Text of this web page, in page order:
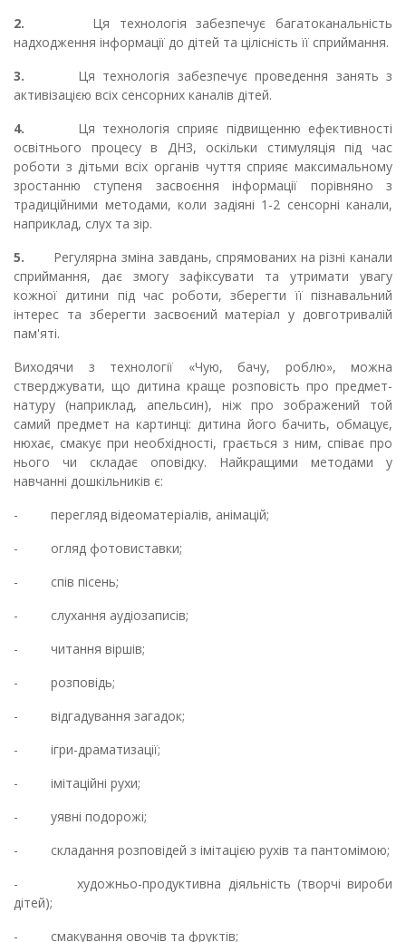
2. Ця технологія забезпечує багатоканальність
надходження інформації до дітей та цілісність її сприймання.
3. Ця технологія забезпечує проведення занять з
активізацією всіх сенсорних каналів дітей.
4. Ця технологія сприяє підвищенню ефективності
освітнього процесу в ДНЗ, оскільки стимуляція під час
роботи з дітьми всіх органів чуття сприяє максимальному
зростанню ступеня засвоєння інформації порівняно з
традиційними методами, коли задіяні 1-2 сенсорні канали,
наприклад, слух та зір.
5. Регулярна зміна завдань, спрямованих на різні канали
сприймання, дає змогу зафіксувати та утримати увагу
кожної дитини під час роботи, зберегти її пізнавальний
інтерес та зберегти засвоєний матеріал у довготривалій
пам'яті.
Виходячи з технології «Чую, бачу, роблю», можна
стверджувати, що дитина краще розповість про предмет-
натуру (наприклад, апельсин), ніж про зображений той
самий предмет на картинці: дитина його бачить, обмацує,
нюхає, смакує при необхідності, грається з ним, співає про
нього чи складає оповідку. Найкращими методами у
навчанні дошкільників є:
- перегляд відеоматеріалів, анімацій;
- огляд фотовиставки;
- спів пісень;
- слухання аудіозаписів;
- читання віршів;
- розповідь;
- відгадування загадок;
- ігри-драматизації;
- імітаційні рухи;
- уявні подорожі;
- складання розповідей з імітацією рухів та пантомімою;
- художньо-продуктивна діяльність (творчі вироби
дітей);
- смакування овочів та фруктів;